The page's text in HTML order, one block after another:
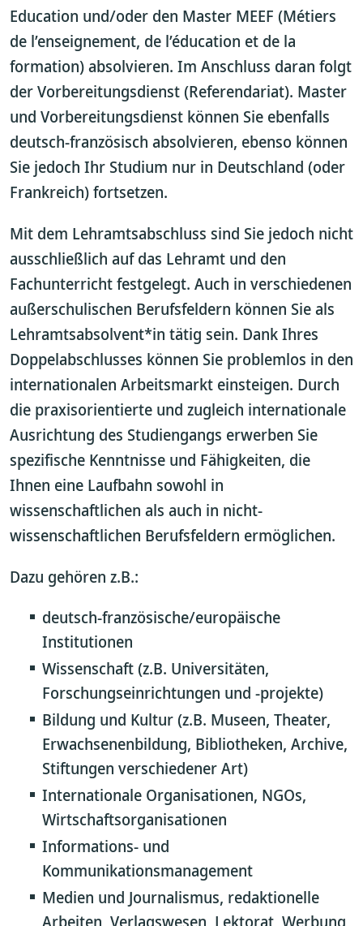
Education und/oder den Master MEEF (Métiers
de l’enseignement, de l’éducation et de la
formation) absolvieren. Im Anschluss daran folgt
der Vorbereitungsdienst (Referendariat). Master
und Vorbereitungsdienst können Sie ebenfalls
deutsch-französisch absolvieren, ebenso können
Sie jedoch Ihr Studium nur in Deutschland (oder
Frankreich) fortsetzen.
Mit dem Lehramtsabschluss sind Sie jedoch nicht
ausschließlich auf das Lehramt und den
Fachunterricht festgelegt. Auch in verschiedenen
außerschulischen Berufsfeldern können Sie als
Lehramtsabsolvent*in tätig sein. Dank Ihres
Doppelabschlusses können Sie problemlos in den
internationalen Arbeitsmarkt einsteigen. Durch
die praxisorientierte und zugleich internationale
Ausrichtung des Studiengangs erwerben Sie
spezifische Kenntnisse und Fähigkeiten, die
Ihnen eine Laufbahn sowohl in
wissenschaftlichen als auch in nicht-
wissenschaftlichen Berufsfeldern ermöglichen.
Dazu gehören z.B.:
deutsch-französische/europäische
Institutionen
Wissenschaft (z.B. Universitäten,
Forschungseinrichtungen und -projekte)
Bildung und Kultur (z.B. Museen, Theater,
Erwachsenenbildung, Bibliotheken, Archive,
Stiftungen verschiedener Art)
Internationale Organisationen, NGOs,
Wirtschaftsorganisationen
Informations- und
Kommunikationsmanagement
Medien und Journalismus, redaktionelle
Arbeiten, Verlagswesen, Lektorat, Werbung